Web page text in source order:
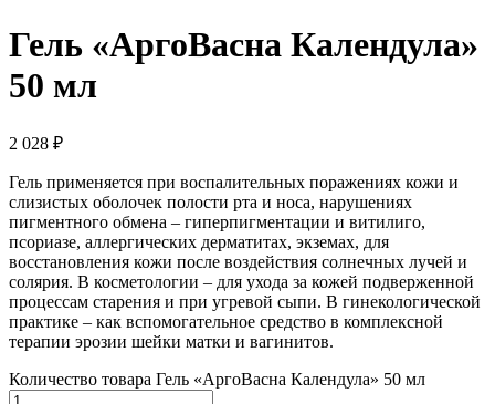
Гель «АргоВасна Календула»
50 мл
2 028 ₽
Гель применяется при воспалительных поражениях кожи и
слизистых оболочек полости рта и носа, нарушениях
пигментного обмена – гиперпигментации и витилиго,
псориазе, аллергических дерматитах, экземах, для
восстановления кожи после воздействия солнечных лучей и
солярия. В косметологии – для ухода за кожей подверженной
процессам старения и при угревой сыпи. В гинекологической
практике – как вспомогательное средство в комплексной
терапии эрозии шейки матки и вагинитов.
Количество товара Гель «АргоВасна Календула» 50 мл